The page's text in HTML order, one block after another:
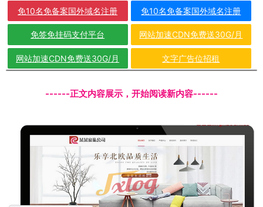
免10名免备案国外域名注册 免10名免备案国外域名注册
免签免挂码支付平台 网站加速CDN免费送30G/月
网站加速CDN免费送30G/月 文字广告位招租
------正文内容展示，开始阅读新内容------